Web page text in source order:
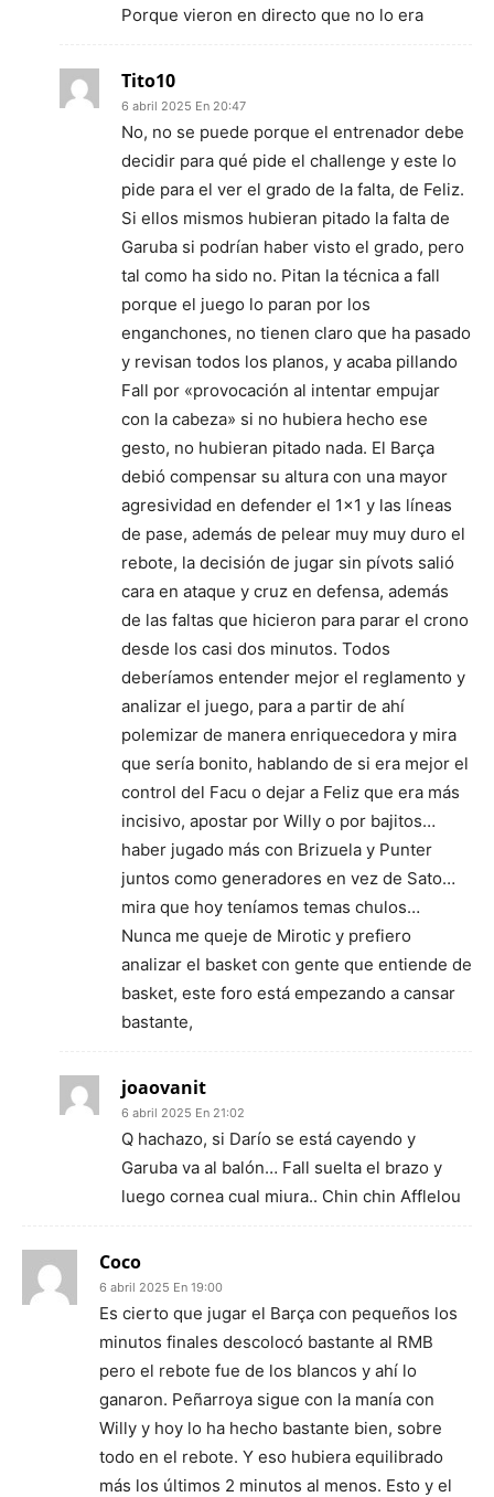
Porque vieron en directo que no lo era
Tito10
6 abril 2025 En 20:47
No, no se puede porque el entrenador debe
decidir para qué pide el challenge y este lo
pide para el ver el grado de la falta, de Feliz.
Si ellos mismos hubieran pitado la falta de
Garuba si podrían haber visto el grado, pero
tal como ha sido no. Pitan la técnica a fall
porque el juego lo paran por los
enganchones, no tienen claro que ha pasado
y revisan todos los planos, y acaba pillando
Fall por «provocación al intentar empujar
con la cabeza» si no hubiera hecho ese
gesto, no hubieran pitado nada. El Barça
debió compensar su altura con una mayor
agresividad en defender el 1×1 y las líneas
de pase, además de pelear muy muy duro el
rebote, la decisión de jugar sin pívots salió
cara en ataque y cruz en defensa, además
de las faltas que hicieron para parar el crono
desde los casi dos minutos. Todos
deberíamos entender mejor el reglamento y
analizar el juego, para a partir de ahí
polemizar de manera enriquecedora y mira
que sería bonito, hablando de si era mejor el
control del Facu o dejar a Feliz que era más
incisivo, apostar por Willy o por bajitos…
haber jugado más con Brizuela y Punter
juntos como generadores en vez de Sato…
mira que hoy teníamos temas chulos…
Nunca me queje de Mirotic y prefiero
analizar el basket con gente que entiende de
basket, este foro está empezando a cansar
bastante,
joaovanit
6 abril 2025 En 21:02
Q hachazo, si Darío se está cayendo y
Garuba va al balón… Fall suelta el brazo y
luego cornea cual miura.. Chin chin Afflelou
Coco
6 abril 2025 En 19:00
Es cierto que jugar el Barça con pequeños los
minutos finales descolocó bastante al RMB
pero el rebote fue de los blancos y ahí lo
ganaron. Peñarroya sigue con la manía con
Willy y hoy lo ha hecho bastante bien, sobre
todo en el rebote. Y eso hubiera equilibrado
más los últimos 2 minutos al menos. Esto y el